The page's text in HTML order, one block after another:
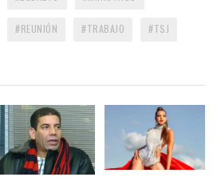
REUNIÓN TRABAJO TSJ